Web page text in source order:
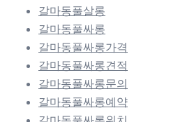
갈마동풀살롱
갈마동풀싸롱
갈마동풀싸롱가격
갈마동풀싸롱견적
갈마동풀싸롱문의
갈마동풀싸롱예약